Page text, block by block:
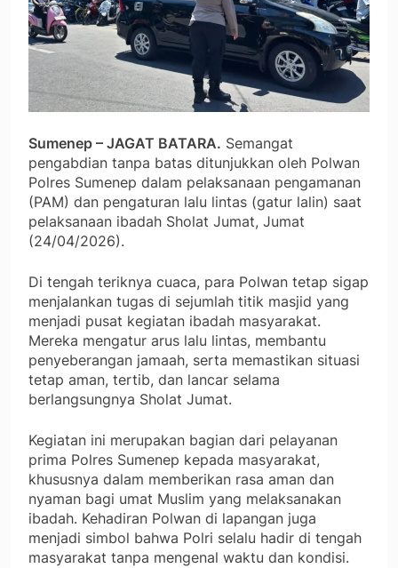
Sumenep – JAGAT BATARA. Semangat
pengabdian tanpa batas ditunjukkan oleh Polwan
Polres Sumenep dalam pelaksanaan pengamanan
(PAM) dan pengaturan lalu lintas (gatur lalin) saat
pelaksanaan ibadah Sholat Jumat, Jumat
(24/04/2026).
Di tengah teriknya cuaca, para Polwan tetap sigap
menjalankan tugas di sejumlah titik masjid yang
menjadi pusat kegiatan ibadah masyarakat.
Mereka mengatur arus lalu lintas, membantu
penyeberangan jamaah, serta memastikan situasi
tetap aman, tertib, dan lancar selama
berlangsungnya Sholat Jumat.
Kegiatan ini merupakan bagian dari pelayanan
prima Polres Sumenep kepada masyarakat,
khususnya dalam memberikan rasa aman dan
nyaman bagi umat Muslim yang melaksanakan
ibadah. Kehadiran Polwan di lapangan juga
menjadi simbol bahwa Polri selalu hadir di tengah
masyarakat tanpa mengenal waktu dan kondisi.